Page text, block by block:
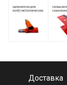
Доставка